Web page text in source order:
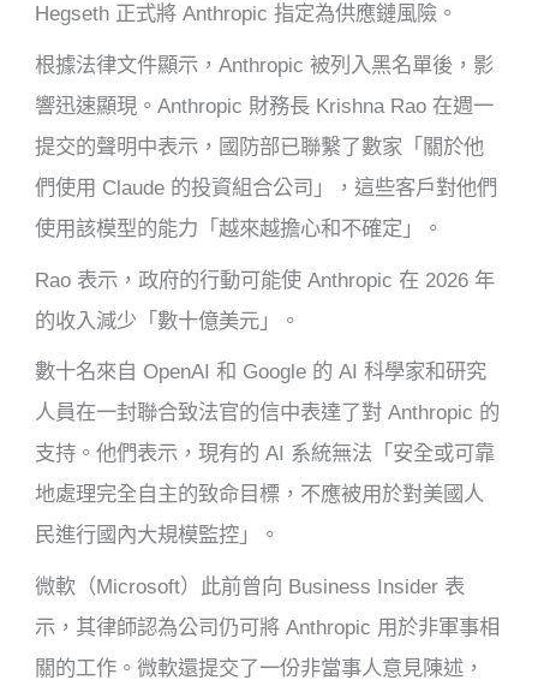
Hegseth 正式將 Anthropic 指定為供應鏈風險。
根據法律文件顯示，Anthropic 被列入黑名單後，影
響迅速顯現。Anthropic 財務長 Krishna Rao 在週一
提交的聲明中表示，國防部已聯繫了數家「關於他
們使用 Claude 的投資組合公司」，這些客戶對他們
使用該模型的能力「越來越擔心和不確定」。
Rao 表示，政府的行動可能使 Anthropic 在 2026 年
的收入減少「數十億美元」。
數十名來自 OpenAI 和 Google 的 AI 科學家和研究
人員在一封聯合致法官的信中表達了對 Anthropic 的
支持。他們表示，現有的 AI 系統無法「安全或可靠
地處理完全自主的致命目標，不應被用於對美國人
民進行國內大規模監控」。
微軟（Microsoft）此前曾向 Business Insider 表
示，其律師認為公司仍可將 Anthropic 用於非軍事相
關的工作。微軟還提交了一份非當事人意見陳述，